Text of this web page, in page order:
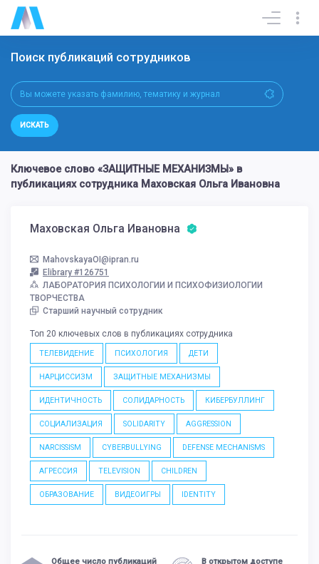
Поиск публикаций сотрудников
ИСКАТЬ
Ключевое слово «ЗАЩИТНЫЕ МЕХАНИЗМЫ» в
публикациях сотрудника Маховская Ольга Ивановна
Маховская Ольга Ивановна
MahovskayaOI@ipran.ru
Elibrary #126751
ЛАБОРАТОРИЯ ПСИХОЛОГИИ И ПСИХОФИЗИОЛОГИИ
ТВОРЧЕСТВА
Старший научный сотрудник
Топ 20 ключевых слов в публикациях сотрудника
ТЕЛЕВИДЕНИЕ ПСИХОЛОГИЯ ДЕТИ
НАРЦИССИЗМ ЗАЩИТНЫЕ МЕХАНИЗМЫ
ИДЕНТИЧНОСТЬ СОЛИДАРНОСТЬ КИБЕРБУЛЛИНГ
СОЦИАЛИЗАЦИЯ SOLIDARITY AGGRESSION
NARCISSISM CYBERBULLYING DEFENSE MECHANISMS
АГРЕССИЯ TELEVISION CHILDREN
ОБРАЗОВАНИЕ ВИДЕОИГРЫ IDENTITY
Общее число публикаций В открытом доступе